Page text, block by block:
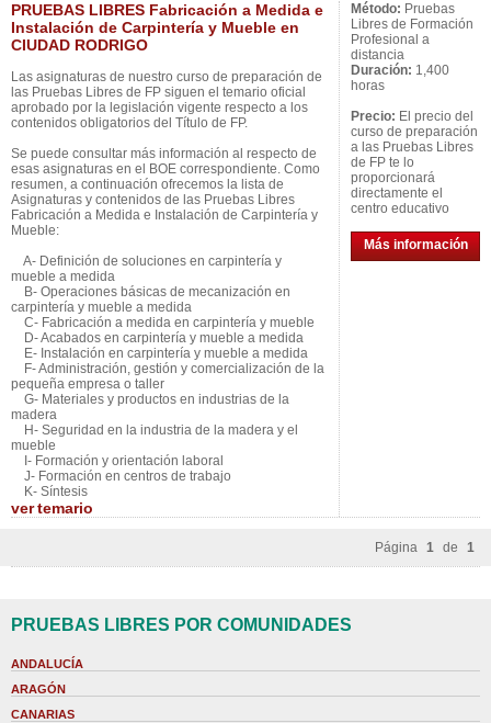
PRUEBAS LIBRES Fabricación a Medida e
Instalación de Carpintería y Mueble en
CIUDAD RODRIGO
Las asignaturas de nuestro curso de preparación de
las Pruebas Libres de FP siguen el temario oficial
aprobado por la legislación vigente respecto a los
contenidos obligatorios del Título de FP.
Se puede consultar más información al respecto de
esas asignaturas en el BOE correspondiente. Como
resumen, a continuación ofrecemos la lista de
Asignaturas y contenidos de las Pruebas Libres
Fabricación a Medida e Instalación de Carpintería y
Mueble:
A- Definición de soluciones en carpintería y
mueble a medida
B- Operaciones básicas de mecanización en
carpintería y mueble a medida
C- Fabricación a medida en carpintería y mueble
D- Acabados en carpintería y mueble a medida
E- Instalación en carpintería y mueble a medida
F- Administración, gestión y comercialización de la
pequeña empresa o taller
G- Materiales y productos en industrias de la
madera
H- Seguridad en la industria de la madera y el
mueble
I- Formación y orientación laboral
J- Formación en centros de trabajo
K- Síntesis
vertemario
Método: Pruebas
Libres de Formación
Profesional a
distancia
Duración: 1,400
horas
Precio: El precio del
curso de preparación
a las Pruebas Libres
de FP te lo
proporcionará
directamente el
centro educativo
Más información
Página 1 de 1
PRUEBAS LIBRES POR COMUNIDADES
ANDALUCÍA
ARAGÓN
CANARIAS